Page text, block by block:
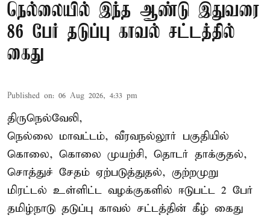
நெல்லையில் இந்த ஆண்டு இதுவரை
86 பேர் தடுப்பு காவல் சட்டத்தில்
கைது
Published on: 06 Aug 2026, 4:33 pm
திருநெல்வேலி,
நெல்லை மாவட்டம், வீரவநல்லூர் பகுதியில்
கொலை, கொலை முயற்சி, தொடர் தாக்குதல்,
சொத்துச் சேதம் ஏற்படுத்துதல், குற்றமுறு
மிரட்டல் உள்ளிட்ட வழக்குகளில் ஈடுபட்ட 2 பேர்
தமிழ்நாடு தடுப்பு காவல் சட்டத்தின் கீழ் கைது